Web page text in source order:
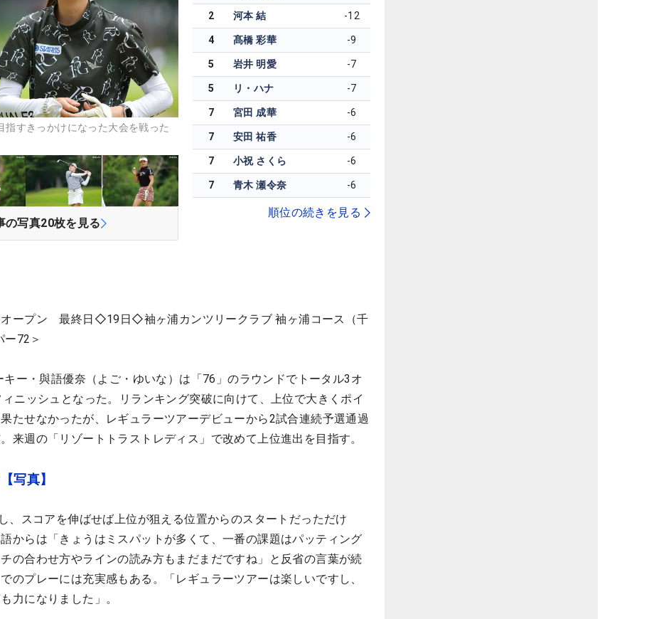
指すきっかけになった大会を戦った
の写真20枚を見る
2 河本 結 -12
4 髙橋 彩華 -9
5 岩井 明愛 -7
5 リ・ハナ -7
7 宮田 成華 -6
7 安田 祐香 -6
7 小祝 さくら -6
7 青木 瀬令奈 -6
順位の続きを見る
オープン 最終日◇19日◇袖ヶ浦カンツリークラブ 袖ヶ浦コース（千
72＞
ー・與語優奈（よご・ゆいな）は「76」のラウンドでトータル3オ
ニッシュとなった。リランキング突破に向けて、上位で大きくポイ
たせなかったが、レギュラーツアーデビューから2試合連続予選通過
来週の「リゾートトラストレディス」で改めて上位進出を目指す。
写真】
、スコアを伸ばせば上位が狙える位置からのスタートだっただけ
からは「きょうはミスパットが多くて、一番の課題はパッティング
の合わせ方やラインの読み方もまだまだですね」と反省の言葉が続
のプレーには充実感もある。「レギュラーツアーは楽しいですし、
力になりました」。